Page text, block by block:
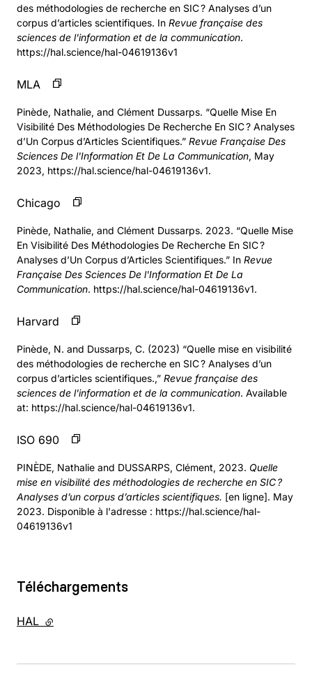
des méthodologies de recherche en SIC ? Analyses d’un
corpus d’articles scientifiques. In Revue française des
sciences de l'information et de la communication.
https://hal.science/hal-04619136v1
MLA
Pinède, Nathalie, and Clément Dussarps. “Quelle Mise En
Visibilité Des Méthodologies De Recherche En SIC ? Analyses
d’Un Corpus d’Articles Scientifiques.” Revue Française Des
Sciences De l'Information Et De La Communication, May
2023, https://hal.science/hal-04619136v1.
Chicago
Pinède, Nathalie, and Clément Dussarps. 2023. “Quelle Mise
En Visibilité Des Méthodologies De Recherche En SIC ?
Analyses d’Un Corpus d’Articles Scientifiques.” In Revue
Française Des Sciences De l'Information Et De La
Communication. https://hal.science/hal-04619136v1.
Harvard
Pinède, N. and Dussarps, C. (2023) “Quelle mise en visibilité
des méthodologies de recherche en SIC ? Analyses d’un
corpus d’articles scientifiques.,” Revue française des
sciences de l'information et de la communication. Available
at: https://hal.science/hal-04619136v1.
ISO 690
PINÈDE, Nathalie and DUSSARPS, Clément, 2023. Quelle
mise en visibilité des méthodologies de recherche en SIC ?
Analyses d’un corpus d’articles scientifiques. [en ligne]. May
2023. Disponible à l'adresse : https://hal.science/hal-
04619136v1
Téléchargements
HAL - lien externe